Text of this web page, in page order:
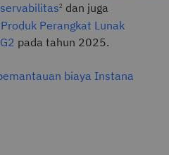
2 dan juga
Perangkat Lunak
pada tahun 2025.
biaya Instana